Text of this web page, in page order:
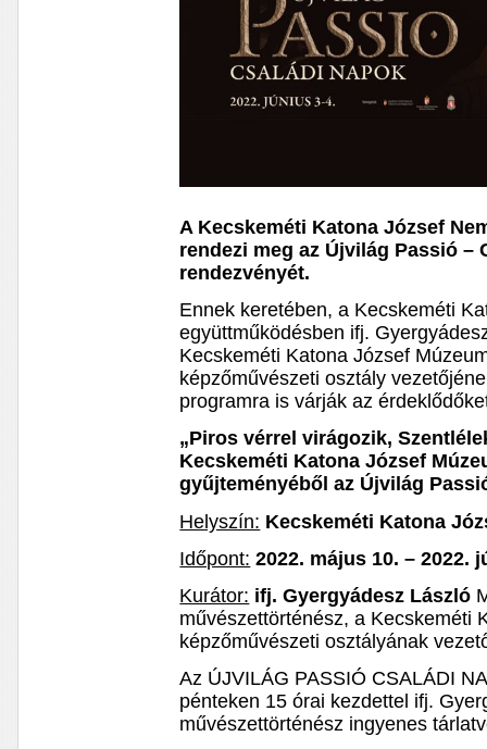
A Kecskeméti Katona József
rendezi meg az Újvilág Passió –
rendezvényét.
Ennek keretében, a Kecskeméti
együttműködésben ifj.
Kecskeméti Katona József
képzőművészeti osztály
programra is várják az
„Piros vérrel virágozik,
Kecskeméti Katona József
gyűjteményéből az Újvilág
Helyszín: Kecskeméti Katona
Időpont: 2022. május 10. – 2022.
Kurátor: ifj. Gyergyádesz László
művészettörténész, a Kecskeméti
képzőművészeti osztályának
Az ÚJVILÁG PASSIÓ CSALÁDI
pénteken 15 órai kezdettel ifj.
művészettörténész ingyenes